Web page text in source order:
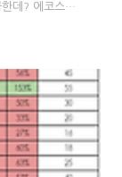
데? 에코스톤
을 직접 띄워
다 이제 악마
인장을 또 한번
간다! 고황결 나
은 200으로 시
하던걸로 기억